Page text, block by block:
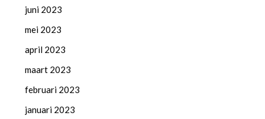
juni 2023
mei 2023
april 2023
maart 2023
februari 2023
januari 2023